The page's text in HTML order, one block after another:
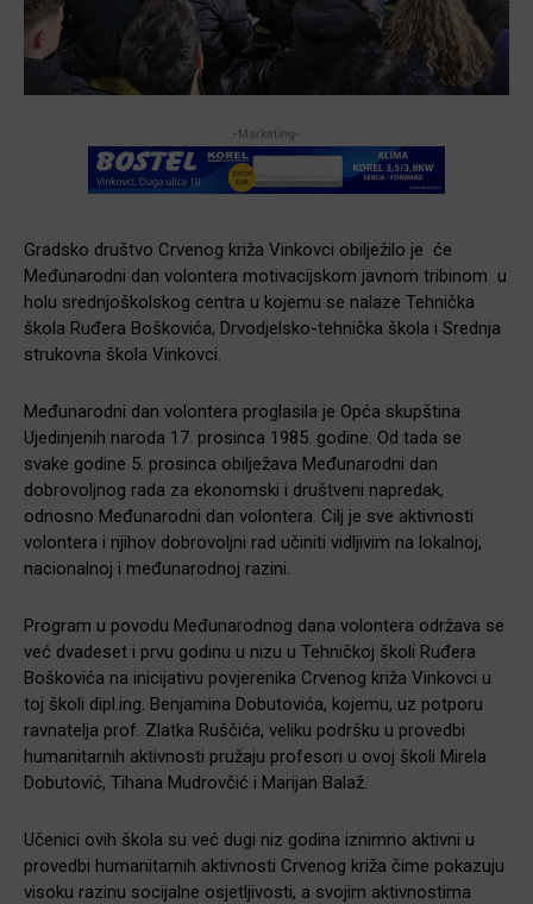
-Marketing-
Gradsko društvo Crvenog križa Vinkovci obilježilo je će
Međunarodni dan volontera motivacijskom javnom tribinom u
holu srednjoškolskog centra u kojemu se nalaze Tehnička
škola Ruđera Boškovića, Drvodjelsko-tehnička škola i Srednja
strukovna škola Vinkovci.
Međunarodni dan volontera proglasila je Opća skupština
Ujedinjenih naroda 17. prosinca 1985. godine. Od tada se
svake godine 5. prosinca obilježava Međunarodni dan
dobrovoljnog rada za ekonomski i društveni napredak,
odnosno Međunarodni dan volontera. Cilj je sve aktivnosti
volontera i njihov dobrovoljni rad učiniti vidljivim na lokalnoj,
nacionalnoj i međunarodnoj razini.
Program u povodu Međunarodnog dana volontera održava se
već dvadeset i prvu godinu u nizu u Tehničkoj školi Ruđera
Boškovića na inicijativu povjerenika Crvenog križa Vinkovci u
toj školi dipl.ing. Benjamina Dobutovića, kojemu, uz potporu
ravnatelja prof. Zlatka Ruščića, veliku podršku u provedbi
humanitarnih aktivnosti pružaju profesori u ovoj školi Mirela
Dobutović, Tihana Mudrovčić i Marijan Balaž.
Učenici ovih škola su već dugi niz godina iznimno aktivni u
provedbi humanitarnih aktivnosti Crvenog križa čime pokazuju
visoku razinu socijalne osjetljivosti, a svojim aktivnostima